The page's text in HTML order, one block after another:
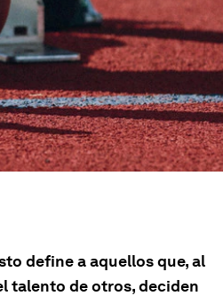
define a aquellos que, al
talento de otros, deciden